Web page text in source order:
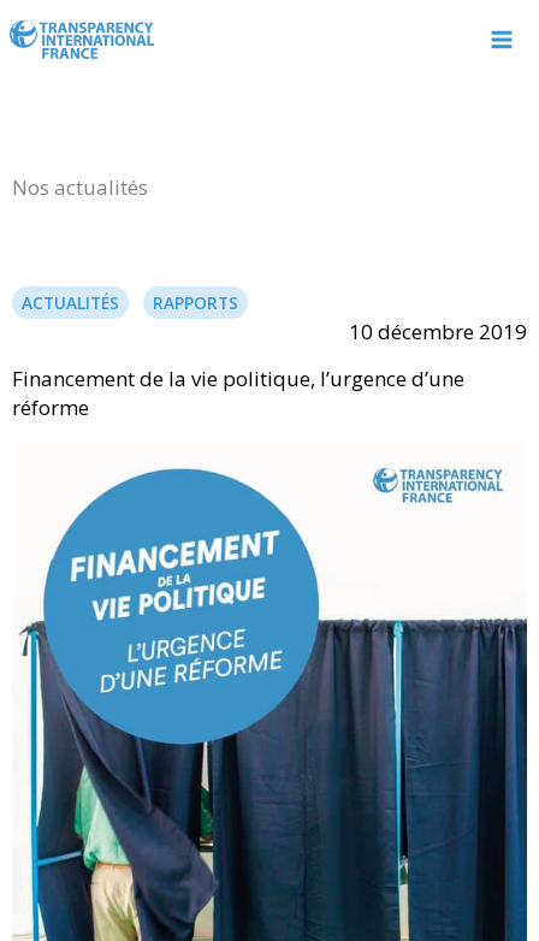
au
Nos actualités
ACTUALITÉS RAPPORTS
10 décembre 2019
Financement de la vie politique, l’urgence d’une
réforme